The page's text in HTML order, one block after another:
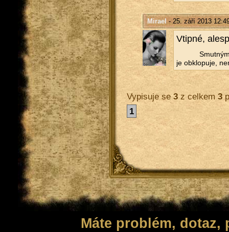
Mirael - 25. září 2013
Vtip­né,
je ob­klo­pu­je,
Vypisuje se3z celkem3
1
Máte problém,